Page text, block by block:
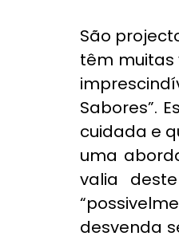
São
têm muitas
Sabores”.
cuidada e
uma
valia
desvenda